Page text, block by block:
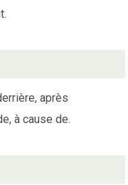
après
à cause de.